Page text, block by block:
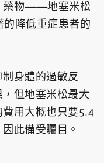
藥物——地塞米松
的降低重症患者的
身體的過敏反
但地塞米松最大
用大概也只要5.4
此備受矚目。